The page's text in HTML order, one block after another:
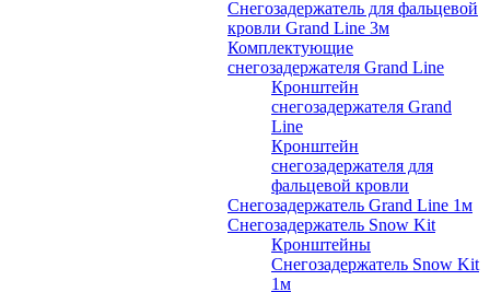
Снегозадержатель для фальцевой
кровли Grand Line 3м
Комплектующие
снегозадержателя Grand Line
Кронштейн
снегозадержателя Grand
Line
Кронштейн
снегозадержателя для
фальцевой кровли
Снегозадержатель Grand Line 1м
Снегозадержатель Snow Kit
Кронштейны
Снегозадержатель Snow Kit
1м